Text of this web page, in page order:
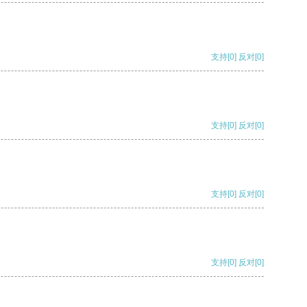
支持[0] 反对[0]
支持[0] 反对[0]
支持[0] 反对[0]
支持[0] 反对[0]